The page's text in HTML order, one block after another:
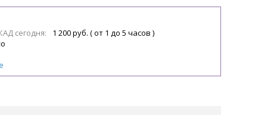
сегодня:
1 200 руб. ( от 1 до 5 часов )